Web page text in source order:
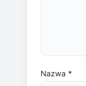
Nazwa *